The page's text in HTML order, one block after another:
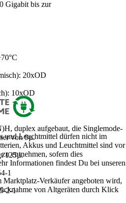
Gigabit bis zur
20xOD
10xOD
duplex aufgebaut, die Singlemode-
von 9µ.
125µ.
1
2-1
und Leuchtmittel dürfen nicht im
Akkus und Leuchtmittel sind vor
entnehmen, sofern dies
Informationen findest Du bei unseren
Verkäufer angeboten wird,
von Altgeräten durch Klick